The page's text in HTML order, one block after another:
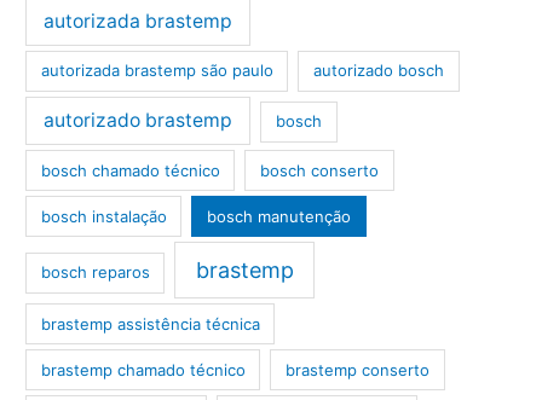
autorizada brastemp
autorizada brastemp são paulo autorizado bosch
autorizado brastemp bosch
bosch chamado técnico bosch conserto
bosch instalação bosch manutenção
bosch reparos brastemp
brastemp assistência técnica
brastemp chamado técnico brastemp conserto